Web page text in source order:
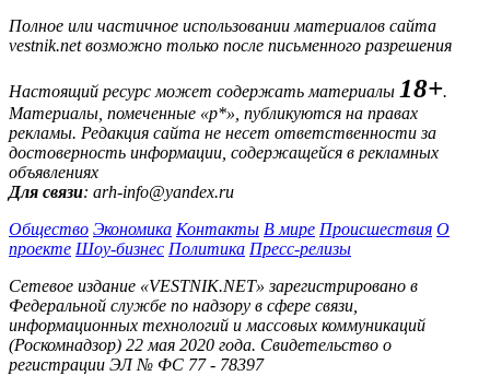
Полное или частичное использовании материалов сайта
vestnik.net возможно только после письменного разрешения
Настоящий ресурс может содержать материалы 18+.
Материалы, помеченные «р*», публикуются на правах
рекламы. Редакция сайта не несет ответственности за
достоверность информации, содержащейся в рекламных
объявлениях
Для связи: arh-info@yandex.ru
Общество Экономика Контакты В мире Происшествия О
проекте Шоу-бизнес Политика Пресс-релизы
Сетевое издание «VESTNIK.NET» зарегистрировано в
Федеральной службе по надзору в сфере связи,
информационных технологий и массовых коммуникаций
(Роскомнадзор) 22 мая 2020 года. Свидетельство о
регистрации ЭЛ № ФС 77 - 78397